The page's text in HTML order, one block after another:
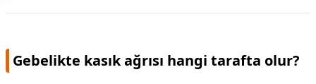
Gebelikte kasık ağrısı hangi tarafta olur?